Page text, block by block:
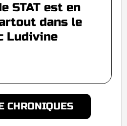
STAT est en
dans le
Ludivine
CHRONIQUES